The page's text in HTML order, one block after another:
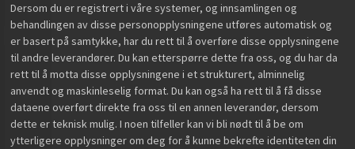
Dersom du er registrert i våre systemer, og innsamlingen og
behandlingen av disse personopplysningene utføres automatisk og
er basert på samtykke, har du rett til å overføre disse opplysningene
til andre leverandører. Du kan etterspørre dette fra oss, og du har da
rett til å motta disse opplysningene i et strukturert, alminnelig
anvendt og maskinleselig format. Du kan også ha rett til å få disse
dataene overført direkte fra oss til en annen leverandør, dersom
dette er teknisk mulig. I noen tilfeller kan vi bli nødt til å be om
ytterligere opplysninger om deg for å kunne bekrefte identiteten din